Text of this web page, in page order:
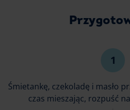
Śmietankę, czekoladę i masło
czas mieszając, rozpuść